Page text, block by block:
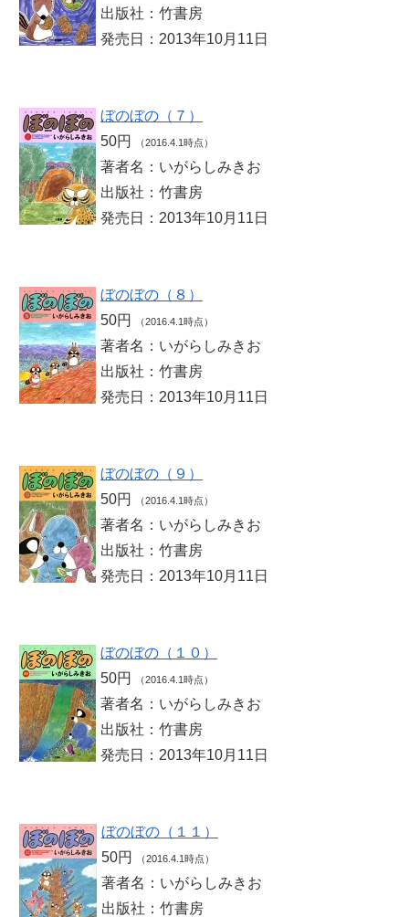
出版社：竹書房
発売日：2013年10月11日
ぼのぼの（７）
50円
（2016.4.1時点）
著者名：いがらしみきお
出版社：竹書房
発売日：2013年10月11日
ぼのぼの（８）
50円
（2016.4.1時点）
著者名：いがらしみきお
出版社：竹書房
発売日：2013年10月11日
ぼのぼの（９）
50円
（2016.4.1時点）
著者名：いがらしみきお
出版社：竹書房
発売日：2013年10月11日
ぼのぼの（１０）
50円
（2016.4.1時点）
著者名：いがらしみきお
出版社：竹書房
発売日：2013年10月11日
ぼのぼの（１１）
50円
（2016.4.1時点）
著者名：いがらしみきお
出版社：竹書房